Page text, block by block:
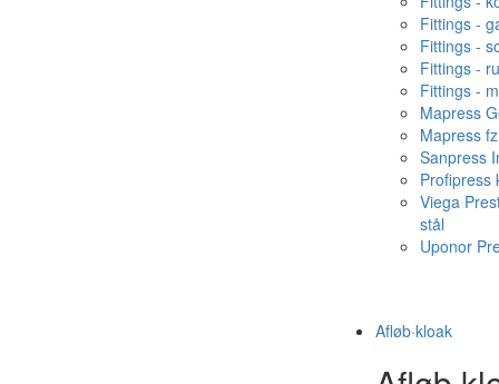
Fittings -
Fittings -
Fittings -
Fittings -
Mapress
Mapress fz
Sanpress
Profipress
Viega
stål
Uponor
Afløb·kloak